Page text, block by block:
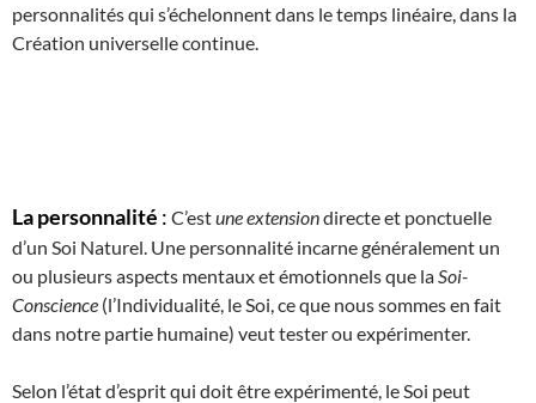
personnalités qui s’échelonnent dans le temps linéaire, dans la
Création universelle continue.
La personnalité : C’estune extensiondirecte et ponctuelle
d’un Soi Naturel. Une personnalité incarne généralement un
ou plusieurs aspects mentaux et émotionnels que la Soi-
Conscience (l’Individualité, le Soi, ce que nous sommes en fait
dans notre partie humaine) veut tester ou expérimenter.
Selon l’état d’esprit qui doit être expérimenté, le Soi peut